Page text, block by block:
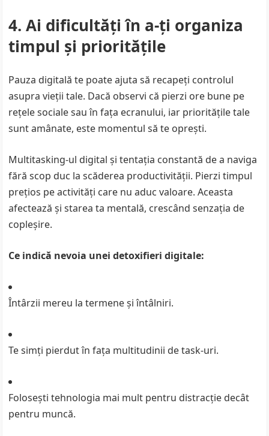
4. Ai dificultăți în a-ți organiza
timpul și prioritățile
Pauza digitală te poate ajuta să recapeți controlul
asupra vieții tale. Dacă observi că pierzi ore bune pe
rețele sociale sau în fața ecranului, iar prioritățile tale
sunt amânate, este momentul să te oprești.
Multitasking-ul digital și tentația constantă de a naviga
fără scop duc la scăderea productivității. Pierzi timpul
prețios pe activități care nu aduc valoare. Aceasta
afectează și starea ta mentală, crescând senzația de
copleșire.
Ce indică nevoia unei detoxifieri digitale:
Întârzii mereu la termene și întâlniri.
Te simți pierdut în fața multitudinii de task-uri.
Folosești tehnologia mai mult pentru distracție decât
pentru muncă.